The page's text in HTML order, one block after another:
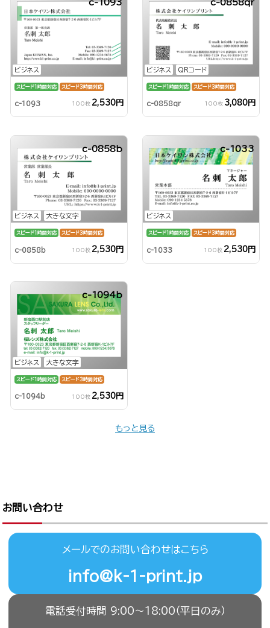
ビジネス
c-1093
スピード1時間対応 スピード3時間対応
c-1093 100枚 2,530円
ビジネス QRコード
c-0858qr
スピード1時間対応 スピード3時間対応
c-0858qr 100枚 3,080円
ビジネス 大きな文字
c-0858b
スピード1時間対応 スピード3時間対応
c-0858b 100枚 2,530円
ビジネス
c-1033
スピード1時間対応 スピード3時間対応
c-1033 100枚 2,530円
ビジネス 大きな文字
c-1094b
スピード1時間対応 スピード3時間対応
c-1094b 100枚 2,530円
もっと見る
お問い合わせ
メールでのお問い合わせはこちら
info@k-1-print.jp
電話受付時間 9:00〜18:00（平日のみ）